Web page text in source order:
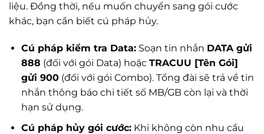
liệu. Đồng thời, nếu muốn chuyển sang gói cước
khác, bạn cần biết cú pháp hủy.
Cú pháp kiểm tra Data:Soạn tin nhắn DATA gửi
888 (đối với gói Data) hoặc TRACUU [Tên Gói]
gửi 900(đối với gói Combo). Tổng đài sẽ trả về tin
nhắn thông báo chi tiết số MB/GB còn lại và thời
hạn sử dụng.
Cú pháp hủy gói cước:Khi không còn nhu cầu